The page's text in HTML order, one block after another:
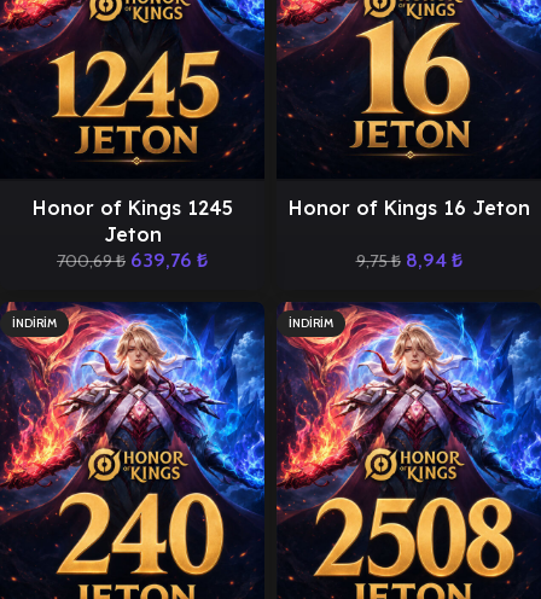
Honor of Kings 1245
Jeton
700,69₺ 639,76 ₺
Honor of Kings 16 Jeton
9,75₺ 8,94 ₺
İNDIRIM İNDIRIM